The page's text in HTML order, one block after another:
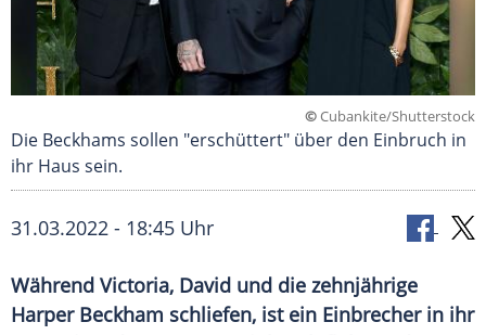
©Cubankite/Shutterstock
Die Beckhams sollen "erschüttert" über den Einbruch in
ihr Haus sein.
31.03.2022 - 18:45 Uhr
Während Victoria, David und die zehnjährige
Harper Beckham schliefen, ist ein Einbrecher in ihr